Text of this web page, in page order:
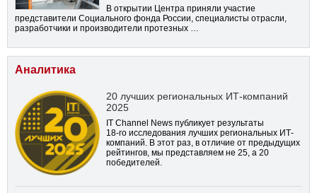
В открытии Центра приняли участие
представители Социального фонда России, специалисты отрасли,
разработчики и производители протезных …
Аналитика
20 лучших региональных ИТ-компаний
2025
IT Channel News публикует результаты
18-го исследования лучших региональных ИТ-
компаний. В этот раз, в отличие от предыдущих
рейтингов, мы представляем не 25, а 20
победителей.